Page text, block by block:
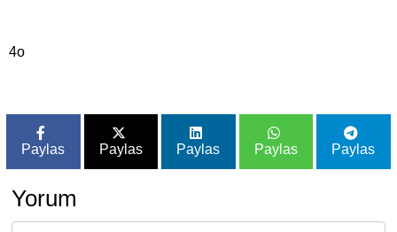
4o
Paylas Paylas Paylas Paylas Paylas
Yorum